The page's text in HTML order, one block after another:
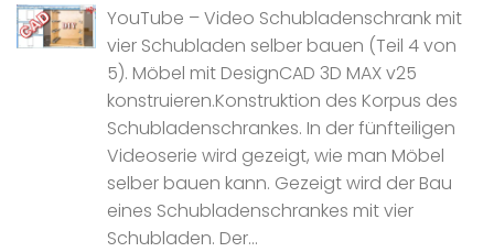
YouTube – Video Schubladenschrank mit
vier Schubladen selber bauen (Teil 4 von
5). Möbel mit DesignCAD 3D MAX v25
konstruieren.Konstruktion des Korpus des
Schubladenschrankes. In der fünfteiligen
Videoserie wird gezeigt, wie man Möbel
selber bauen kann. Gezeigt wird der Bau
eines Schubladenschrankes mit vier
Schubladen. Der...